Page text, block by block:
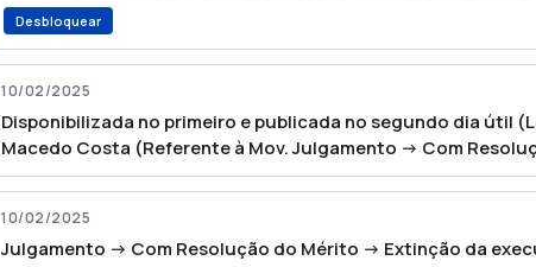
Desbloquear
10/02/2025
Disponibilizada no primeiro e publicada no segundo dia útil
Macedo Costa (Referente à Mov. Julgamento -> Com
cumprimento da sentença (CNJ:196) - )
10/02/2025
Julgamento -> Com Resolução do Mérito -> Extinção da